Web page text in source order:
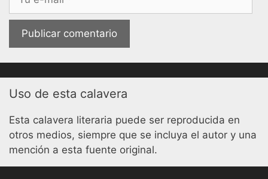
electrónico
Uso de esta calavera
Esta calavera literaria puede ser reproducida en
otros medios, siempre que se incluya el autor y una
mención a esta fuente original.